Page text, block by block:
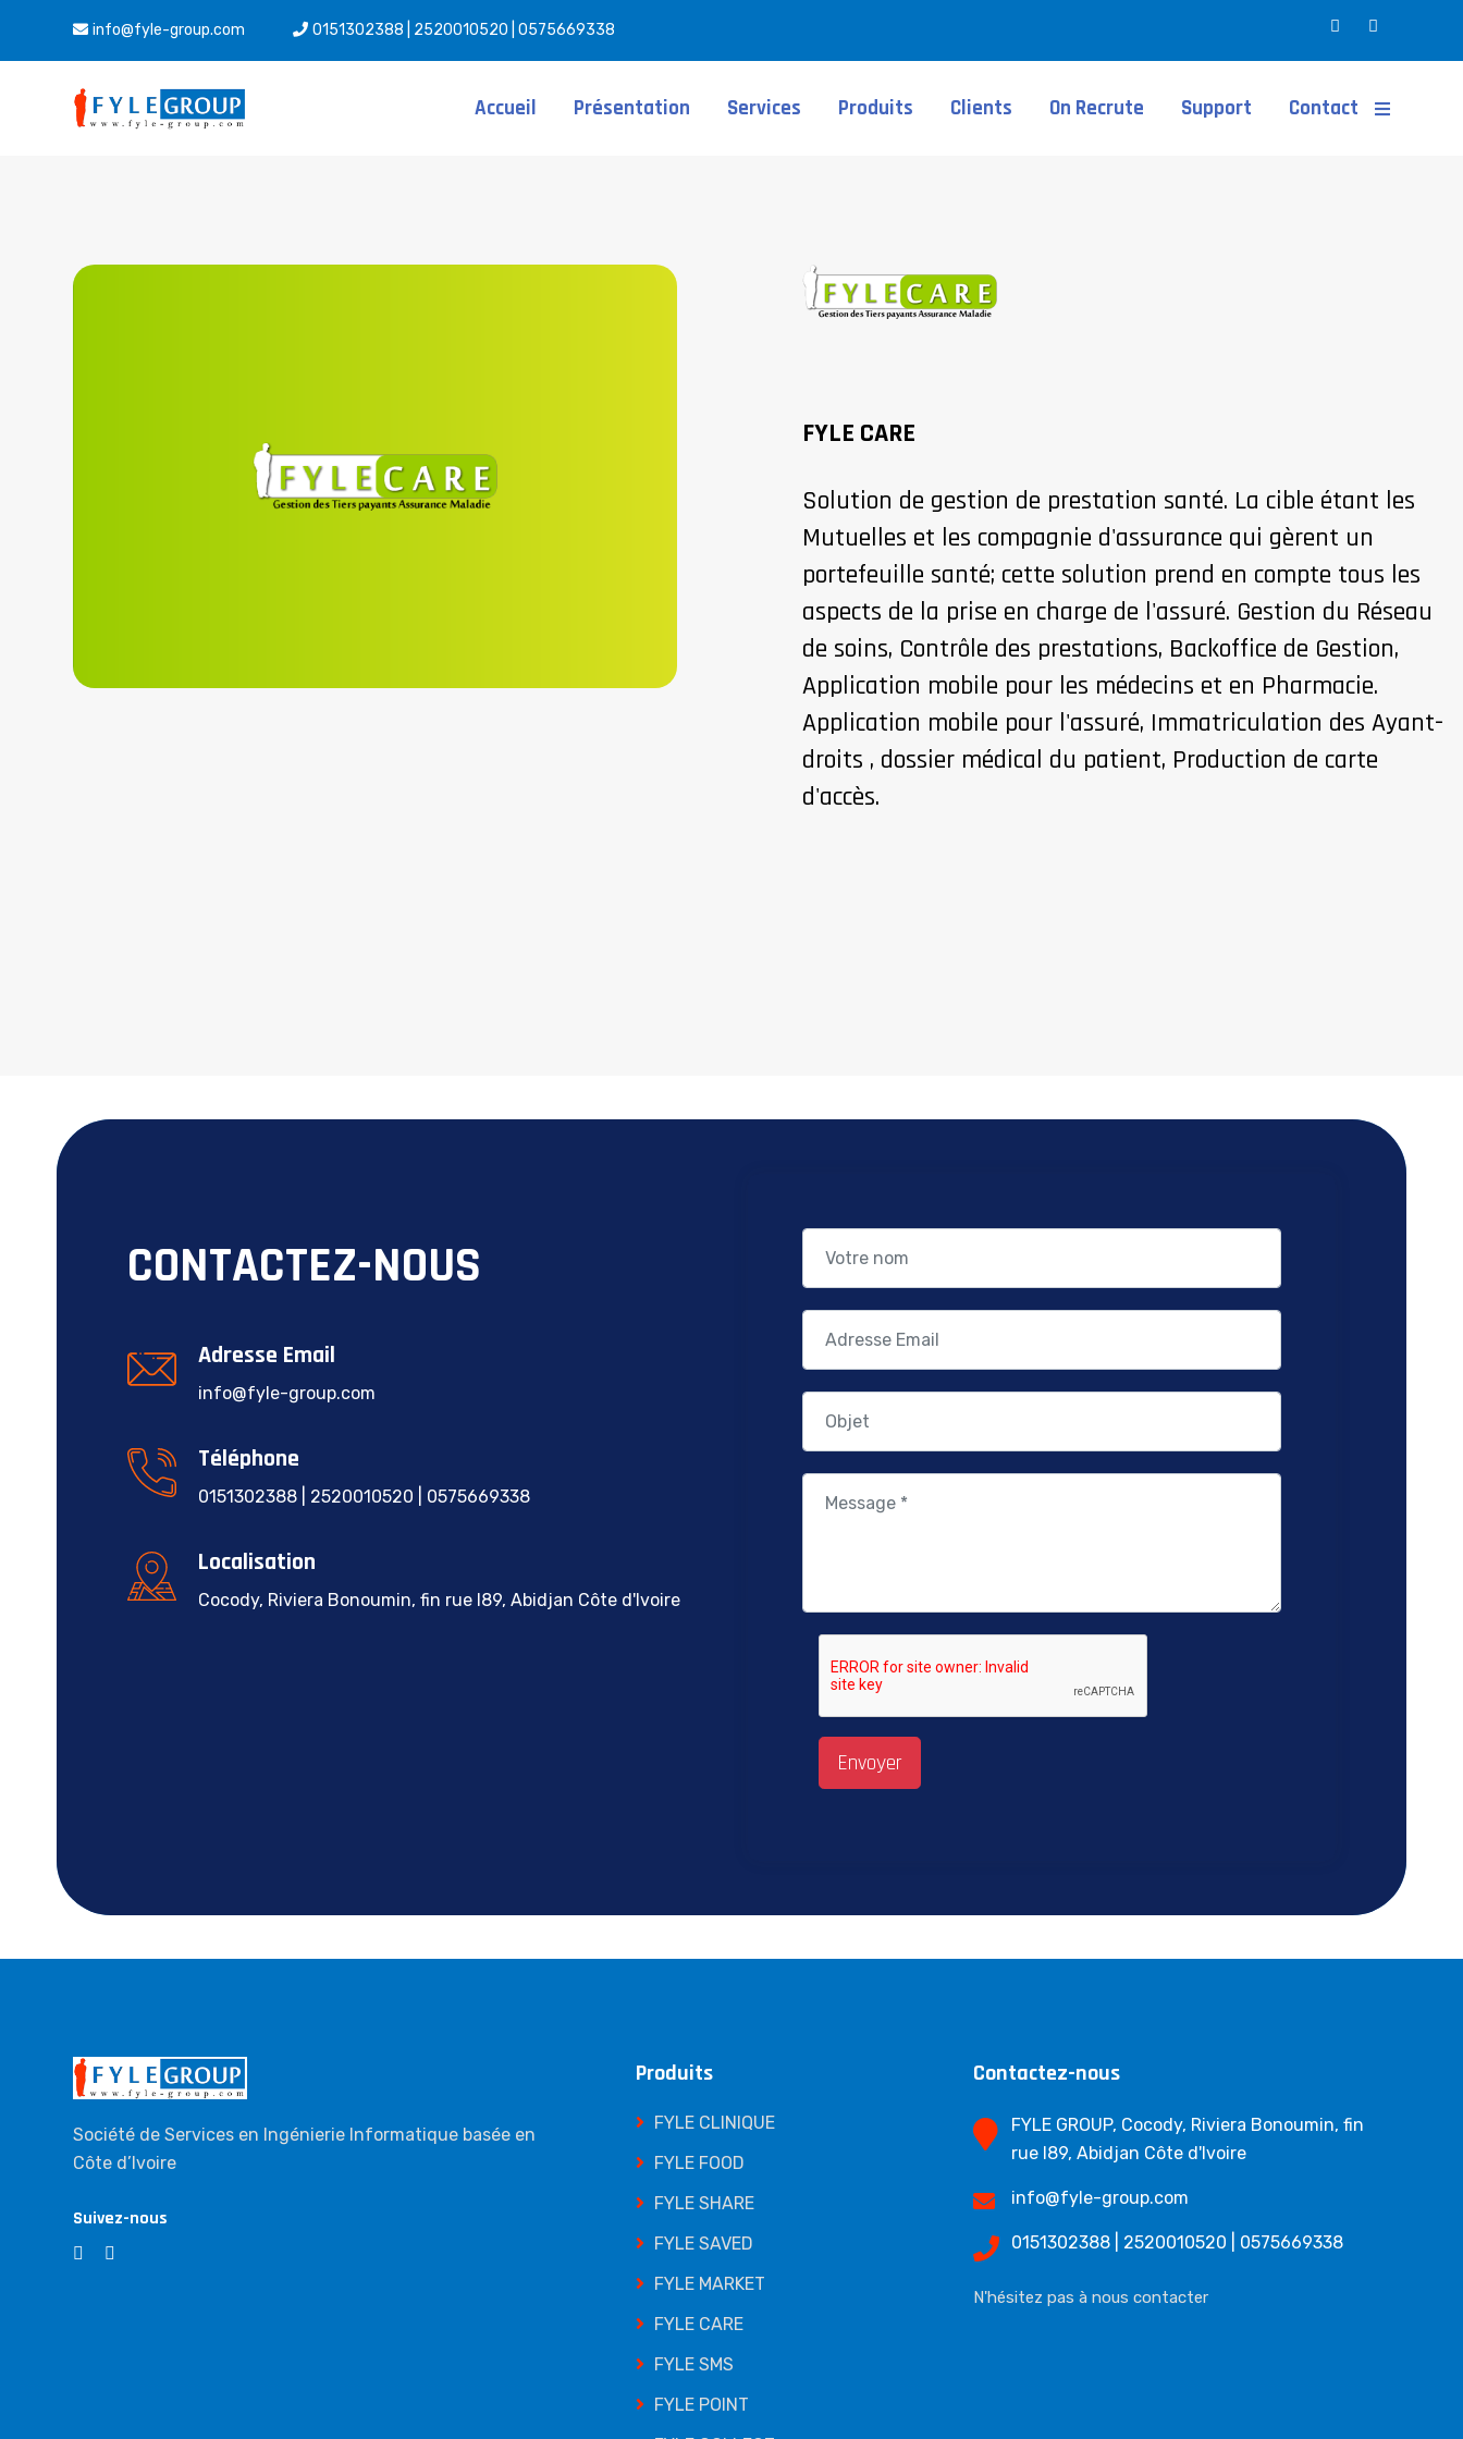
info@fyle-group.com 0151302388 | 2520010520 | 0575669338
Accueil Présentation Services Produits Clients On Recrute Support Contact
FYLE CARE
Solution de gestion de prestation santé. La cible étant les
Mutuelles et les compagnie d'assurance qui gèrent un
portefeuille santé; cette solution prend en compte tous les
aspects de la prise en charge de l'assuré. Gestion du Réseau
de soins, Contrôle des prestations, Backoffice de Gestion,
Application mobile pour les médecins et en Pharmacie.
Application mobile pour l'assuré, Immatriculation des Ayant-
droits , dossier médical du patient, Production de carte
d'accès.
CONTACTEZ-NOUS
Adresse Email
info@fyle-group.com
Téléphone
0151302388 | 2520010520 | 0575669338
Localisation
Cocody, Riviera Bonoumin, fin rue I89, Abidjan Côte d'Ivoire
Envoyer
Société de Services en Ingénierie Informatique basée en
Côte d’Ivoire
Suivez-nous
Produits
FYLE CLINIQUE
FYLE FOOD
FYLE SHARE
FYLE SAVED
FYLE MARKET
FYLE CARE
FYLE SMS
FYLE POINT
Contactez-nous
FYLE GROUP, Cocody, Riviera Bonoumin, fin
rue I89, Abidjan Côte d'Ivoire
info@fyle-group.com
0151302388 | 2520010520 | 0575669338
N'hésitez pas à nous contacter